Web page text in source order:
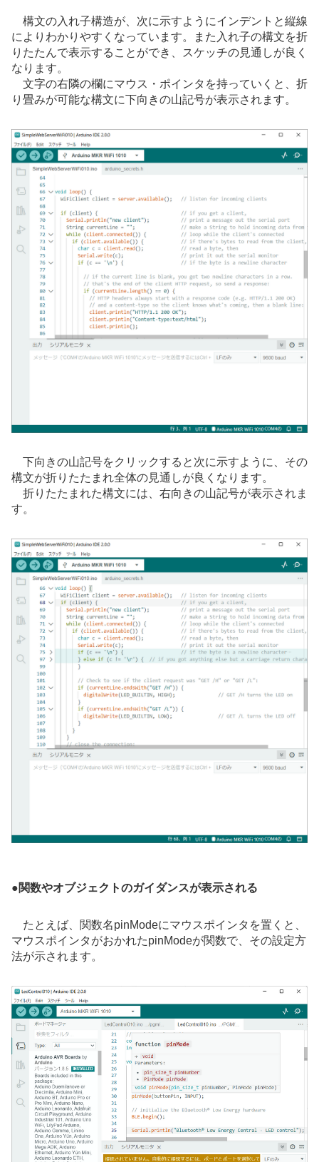
構文の入れ子構造が、次に示すようにインデントと縦線
によりわかりやすくなっています。また入れ子の構文を折
りたたんで表示することができ、スケッチの見通しが良く
なります。
文字の右隣の欄にマウス・ポインタを持っていくと、折
り畳みが可能な構文に下向きの山記号が表示されます。
下向きの山記号をクリックすると次に示すように、その
構文が折りたたまれ全体の見通しが良くなります。
折りたたまれた構文には、右向きの山記号が表示されま
す。
●関数やオブジェクトのガイダンスが表示される
たとえば、関数名pinModeにマウスポインタを置くと、
マウスポインタがおかれたpinModeが関数で、その設定方
法が示されます。